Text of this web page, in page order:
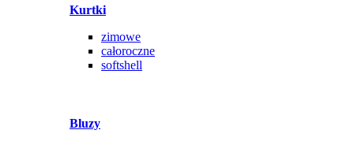
Kurtki
zimowe
całoroczne
softshell
Bluzy